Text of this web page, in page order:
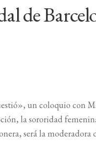
de
un coloquio con
la sororidad
será la moderadora